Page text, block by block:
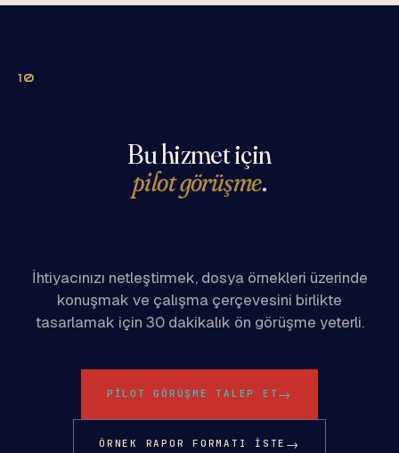
10
Bu hizmet için
pilot görüşme.
İhtiyacınızı netleştirmek, dosya örnekleri üzerinde
konuşmak ve çalışma çerçevesini birlikte
tasarlamak için 30 dakikalık ön görüşme yeterli.
PILOT GÖRÜŞME TALEP ET →
ÖRNEK RAPOR FORMATI ISTE →